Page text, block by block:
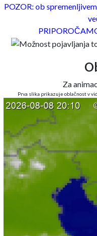
POZOR: ob
Za
Prva slika prikazuje oblačnost v